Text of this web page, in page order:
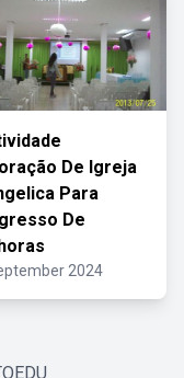
De Igreja
Para
De
2024